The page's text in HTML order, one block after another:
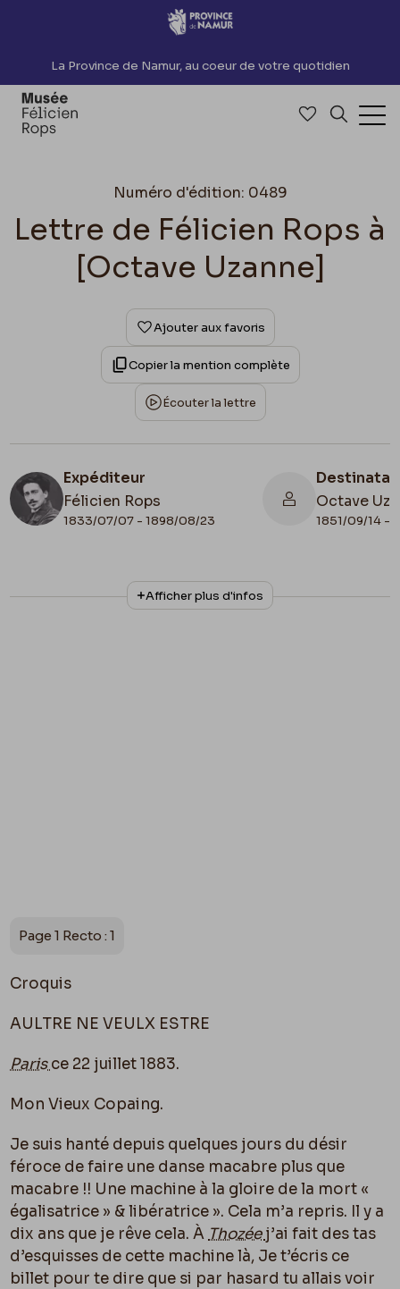
Accèder directement au contenu
La Province de Namur, au coeur de votre quotidien
Accéder à
Numéro d'édition: 0489
Lettre de Félicien Rops à
[Octave Uzanne]
Ajouter aux favoris
Copier la mention complète
Écouter la lettre
Expéditeur
Félicien Rops
1833/07/07 - 1898/08/23
Octave
1851/09/14 -
N° d'inventaire
232bis/584
Collationnage
Autographe
Afficher plus d'infos
Page 1 Recto : 1
Croquis
AULTRE NE VEULX ESTRE
Parisce 22 juillet 1883.
Mon Vieux Copaing.
Je suis hanté depuis quelques jours du désir
féroce de faire une danse macabre plus que
macabre !! Une machine à la gloire de la mort «
égalisatrice » & libératrice ». Cela m’a repris. Il y a
dix ans que je rêve cela. À Thozéej’ai fait des tas
d’esquisses de cette machine là, Je t’écris ce
billet pour te dire que si par hasard tu allais voir